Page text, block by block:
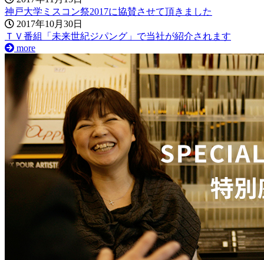
神戸大学ミスコン祭2017に協賛させて頂きました
2017年10月30日
ＴＶ番組「未来世紀ジパング」で当社が紹介されます
more